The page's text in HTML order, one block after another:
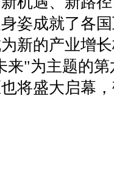
姿成就了各
新的产业增
来"为主题的
将盛大启幕